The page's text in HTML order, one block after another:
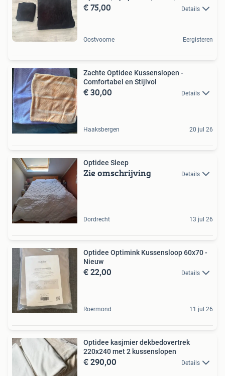
€ 75,00 Details
Oostvoorne Eergisteren
Zachte Optidee Kussenslopen -
Comfortabel en Stijlvol
€ 30,00 Details
Haaksbergen 20 jul 26
Optidee Sleep
Zie omschrijving Details
Dordrecht 13 jul 26
Optidee Optimink Kussensloop 60x70 -
Nieuw
€ 22,00 Details
Roermond 11 jul 26
Optidee kasjmier dekbedovertrek
220x240 met 2 kussenslopen
€ 290,00 Details